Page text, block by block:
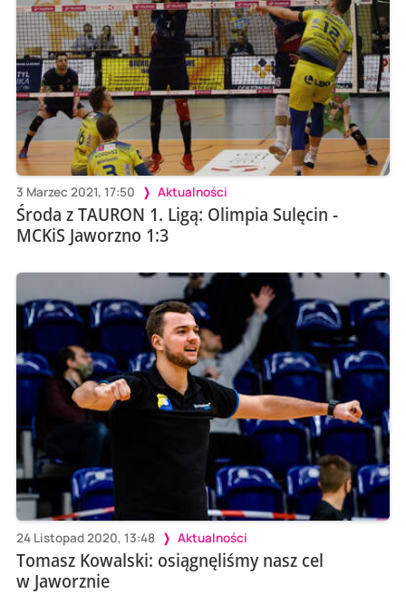
3 Marzec 2021, 17:50 Aktualności
Środa z TAURON 1. Ligą: Olimpia Sulęcin -
MCKiS Jaworzno 1:3
24 Listopad 2020, 13:48 Aktualności
Tomasz Kowalski: osiągnęliśmy nasz cel
w Jaworznie